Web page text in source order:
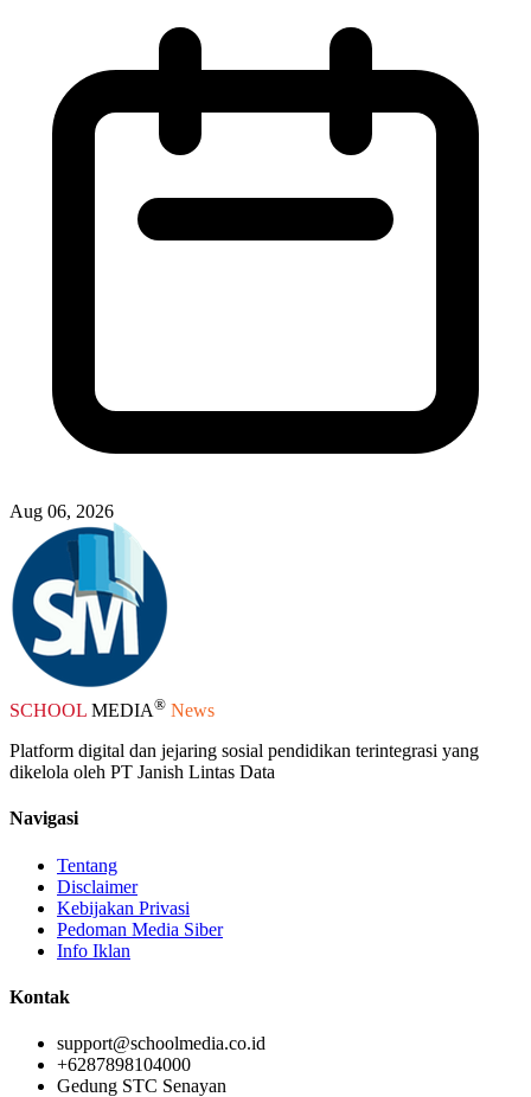
Aug 06, 2026
SCHOOL MEDIA® News
Platform digital dan jejaring sosial pendidikan terintegrasi yang
dikelola oleh PT Janish Lintas Data
Navigasi
Tentang
Disclaimer
Kebijakan Privasi
Pedoman Media Siber
Info Iklan
Kontak
support@schoolmedia.co.id
+6287898104000
Gedung STC Senayan